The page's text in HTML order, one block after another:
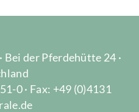
· Bei der Pferdehütte 24 ·
0 · Fax: +49 (0)4131